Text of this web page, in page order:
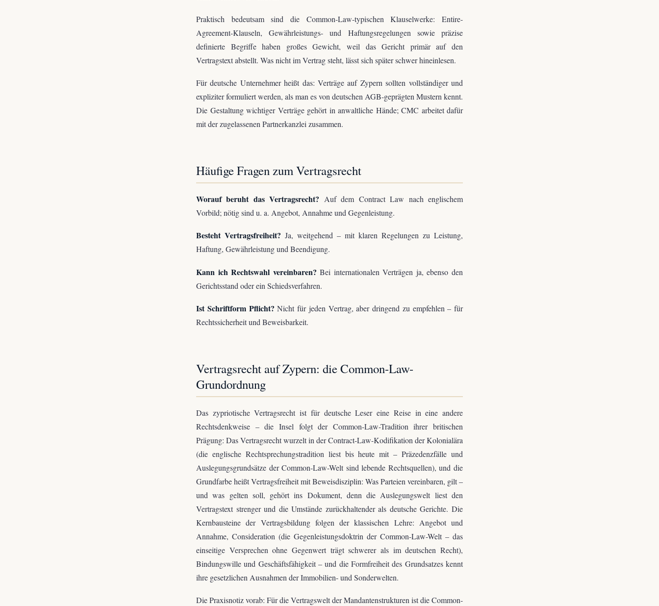
Praktisch bedeutsam sind die Common-Law-typischen Klauselwerke: Entire-
Agreement-Klauseln, Gewährleistungs- und Haftungsregelungen sowie präzise
definierte Begriffe haben großes Gewicht, weil das Gericht primär auf den
Vertragstext abstellt. Was nicht im Vertrag steht, lässt sich später schwer hineinlesen.
Für deutsche Unternehmer heißt das: Verträge auf Zypern sollten vollständiger und
expliziter formuliert werden, als man es von deutschen AGB-geprägten Mustern kennt.
Die Gestaltung wichtiger Verträge gehört in anwaltliche Hände; CMC arbeitet dafür
mit der zugelassenen Partnerkanzlei zusammen.
Häufige Fragen zum Vertragsrecht
Worauf beruht das Vertragsrecht? Auf dem Contract Law nach englischem
Vorbild; nötig sind u. a. Angebot, Annahme und Gegenleistung.
Besteht Vertragsfreiheit? Ja, weitgehend – mit klaren Regelungen zu Leistung,
Haftung, Gewährleistung und Beendigung.
Kann ich Rechtswahl vereinbaren? Bei internationalen Verträgen ja, ebenso den
Gerichtsstand oder ein Schiedsverfahren.
Ist Schriftform Pflicht? Nicht für jeden Vertrag, aber dringend zu empfehlen – für
Rechtssicherheit und Beweisbarkeit.
Vertragsrecht auf Zypern: die Common-Law-
Grundordnung
Das zypriotische Vertragsrecht ist für deutsche Leser eine Reise in eine andere
Rechtsdenkweise – die Insel folgt der Common-Law-Tradition ihrer britischen
Prägung: Das Vertragsrecht wurzelt in der Contract-Law-Kodifikation der Kolonialära
(die englische Rechtsprechungstradition liest bis heute mit – Präzedenzfälle und
Auslegungsgrundsätze der Common-Law-Welt sind lebende Rechtsquellen), und die
Grundfarbe heißt Vertragsfreiheit mit Beweisdisziplin: Was Parteien vereinbaren, gilt –
und was gelten soll, gehört ins Dokument, denn die Auslegungswelt liest den
Vertragstext strenger und die Umstände zurückhaltender als deutsche Gerichte. Die
Kernbausteine der Vertragsbildung folgen der klassischen Lehre: Angebot und
Annahme, Consideration (die Gegenleistungsdoktrin der Common-Law-Welt – das
einseitige Versprechen ohne Gegenwert trägt schwerer als im deutschen Recht),
Bindungswille und Geschäftsfähigkeit – und die Formfreiheit des Grundsatzes kennt
ihre gesetzlichen Ausnahmen der Immobilien- und Sonderwelten.
Die Praxisnotiz vorab: Für die Vertragswelt der Mandantenstrukturen ist die Common-